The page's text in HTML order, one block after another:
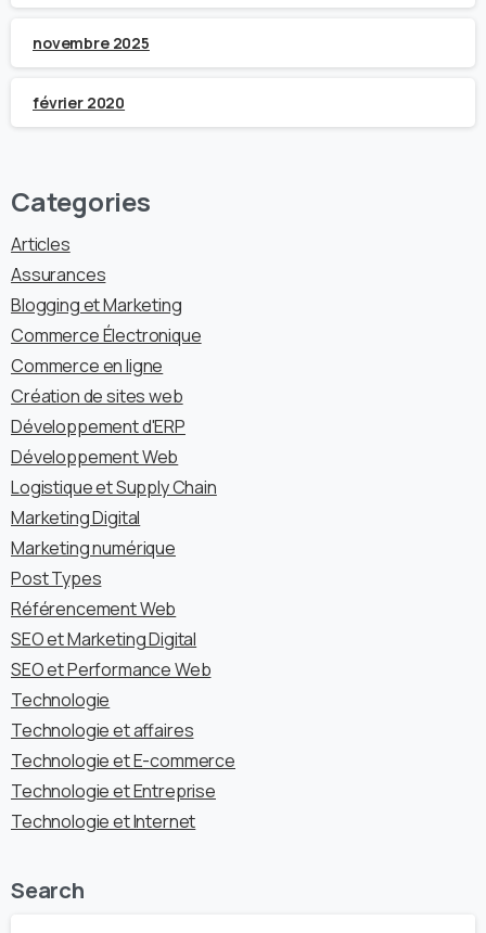
novembre 2025
février 2020
Categories
Articles
Assurances
Blogging et Marketing
Commerce Électronique
Commerce en ligne
Création de sites web
Développement d'ERP
Développement Web
Logistique et Supply Chain
Marketing Digital
Marketing numérique
Post Types
Référencement Web
SEO et Marketing Digital
SEO et Performance Web
Technologie
Technologie et affaires
Technologie et E-commerce
Technologie et Entreprise
Technologie et Internet
Search